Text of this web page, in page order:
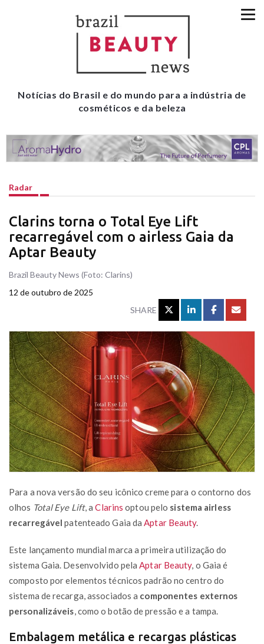
Notícias do Brasil e do mundo para a indústria de
cosméticos e da beleza
Radar
Clarins torna o Total Eye Lift
recarregável com o airless Gaia da
Aptar Beauty
Brazil Beauty News (Foto: Clarins)
12 de outubro de 2025
SHARE
Para a nova versão do seu icônico creme para o contorno dos
olhos Total Eye Lift, aClarins optou pelo sistema airless
recarregável patenteado Gaia da Aptar Beauty.
Este lançamento mundial marca a primeira utilização do
sistema Gaia. Desenvolvido pela Aptar Beauty, o Gaia é
composto por elementos técnicos padrão no centro do
sistema de recarga, associados a componentes externos
personalizáveis , como o botão de pressão e a tampa.
Embalagem metálica e recargas plásticas